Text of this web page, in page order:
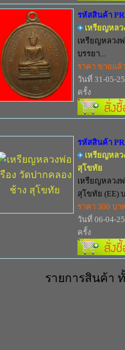
รหัสสินค้า
เหรียญหล
เหรียญหลวง
บรรยา...
ราคา ขายแล้
วันที่ 31-05-
ครั้ง
รหัสสินค้า
เหรียญหลว
สุโขทัย
เหรียญหลวง
สุโขทัย (EE)
ราคา 300 บา
วันที่ 06-04-
ครั้ง
รายการสินค้า